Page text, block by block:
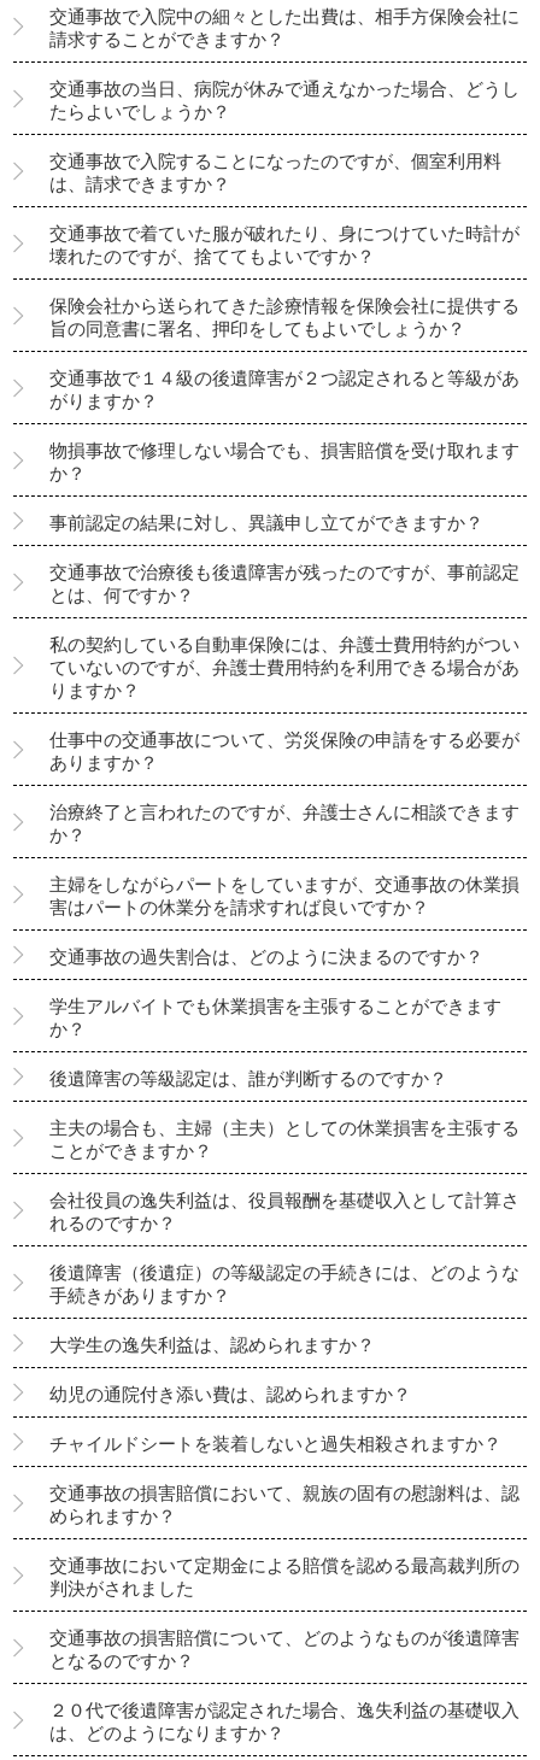
交通事故で入院中の細々とした出費は、相手方保険会社に
請求することができますか？
交通事故の当日、病院が休みで通えなかった場合、どうし
たらよいでしょうか？
交通事故で入院することになったのですが、個室利用料
は、請求できますか？
交通事故で着ていた服が破れたり、身につけていた時計が
壊れたのですが、捨ててもよいですか？
保険会社から送られてきた診療情報を保険会社に提供する
旨の同意書に署名、押印をしてもよいでしょうか？
交通事故で１４級の後遺障害が２つ認定されると等級があ
がりますか？
物損事故で修理しない場合でも、損害賠償を受け取れます
か？
事前認定の結果に対し、異議申し立てができますか？
交通事故で治療後も後遺障害が残ったのですが、事前認定
とは、何ですか？
私の契約している自動車保険には、弁護士費用特約がつい
ていないのですが、弁護士費用特約を利用できる場合があ
りますか？
仕事中の交通事故について、労災保険の申請をする必要が
ありますか？
治療終了と言われたのですが、弁護士さんに相談できます
か？
主婦をしながらパートをしていますが、交通事故の休業損
害はパートの休業分を請求すれば良いですか？
交通事故の過失割合は、どのように決まるのですか？
学生アルバイトでも休業損害を主張することができます
か？
後遺障害の等級認定は、誰が判断するのですか？
主夫の場合も、主婦（主夫）としての休業損害を主張する
ことができますか？
会社役員の逸失利益は、役員報酬を基礎収入として計算さ
れるのですか？
後遺障害（後遺症）の等級認定の手続きには、どのような
手続きがありますか？
大学生の逸失利益は、認められますか？
幼児の通院付き添い費は、認められますか？
チャイルドシートを装着しないと過失相殺されますか？
交通事故の損害賠償において、親族の固有の慰謝料は、認
められますか？
交通事故において定期金による賠償を認める最高裁判所の
判決がされました
交通事故の損害賠償について、どのようなものが後遺障害
となるのですか？
２０代で後遺障害が認定された場合、逸失利益の基礎収入
は、どのようになりますか？